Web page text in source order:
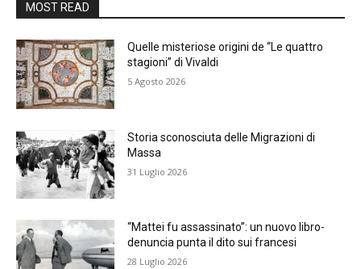
MOST READ
Quelle misteriose origini de “Le quattro
stagioni” di Vivaldi
5 Agosto 2026
Storia sconosciuta delle Migrazioni di
Massa
31 Luglio 2026
“Mattei fu assassinato”: un nuovo libro-
denuncia punta il dito sui francesi
28 Luglio 2026